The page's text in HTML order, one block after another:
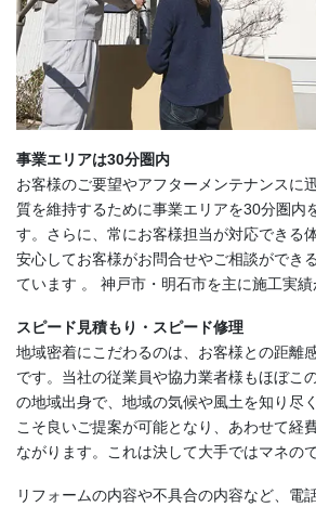
事業エリアは30分圏内
お客様のご要望やアフターメンテナンスに
質を維持するために事業エリアを30分圏内
す。さらに、常にお客様担当が対応できる
安心してお客様がお問合せやご相談ができ
ています 。 神戸市・明石市を主に施工実績
スピード見積もり・スピード修理
地域密着にこだわるのは、お客様との距離
です。当社の従業員や協力業者様もほぼこ
の地域出身で、地域の気候や風土を知り尽
こそ良いご提案が可能となり、あわせて経
ながります。これは決して大手ではマネの
リフォームの内容や不具合の内容など、電